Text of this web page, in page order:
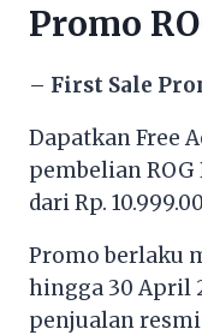
Promo
– First Sale
Dapatkan Free
pembelian
dari Rp.
Promo berlaku
hingga 30 April
penjualan resmi